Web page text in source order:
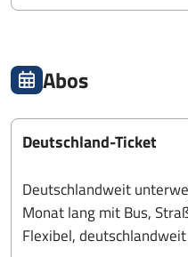
Abos
Deutschland-Ticket
Deutschlandweit
Monat lang mit Bus,
Flexibel,